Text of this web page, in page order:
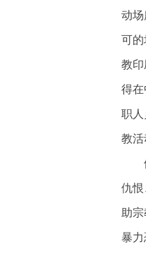
动
可
教
得
职
教活
仇
助
暴力